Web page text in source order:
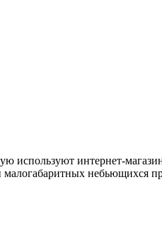
используют интернет-
небьющихся